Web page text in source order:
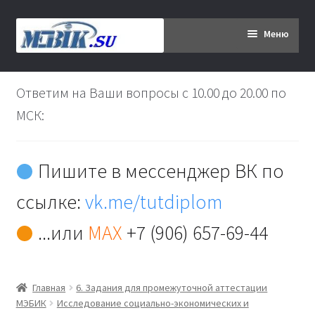
Перейти
к
Перейти
к
Меню
Главная
Дипломникам
Контакты
Ответим на Ваши вопросы с 10.00 до 20.00 по
МСК:
Пишите в мессенджер ВК по
ссылке:vk.me/tutdiplom
...или MAX +7 (906) 657-69-44
Главная
6. Задания для промежуточной аттестации
МЭБИК
Исследование социально-экономических и